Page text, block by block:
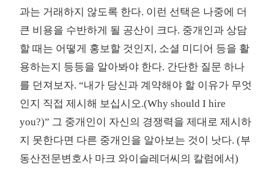
과는 거래하지 않도록 한다. 이런 선택은 나중에 더
큰 비용을 수반하게 될 공산이 크다. 중개인과 상담
할 때는 어떻게 홍보할 것인지, 소셜 미디어 등을 활
용하는지 등등을 알아봐야 한다. 간단한 질문 하나
를 던져보자. “내가 당신과 계약해야 할 이유가 무엇
인지 직접 제시해 보십시오.(Why should I hire
you?)” 그 중개인이 자신의 경쟁력을 제대로 제시하
지 못한다면 다른 중개인을 알아보는 것이 낫다. (부
동산전문변호사 마크 와이슬레더씨의 칼럼에서)